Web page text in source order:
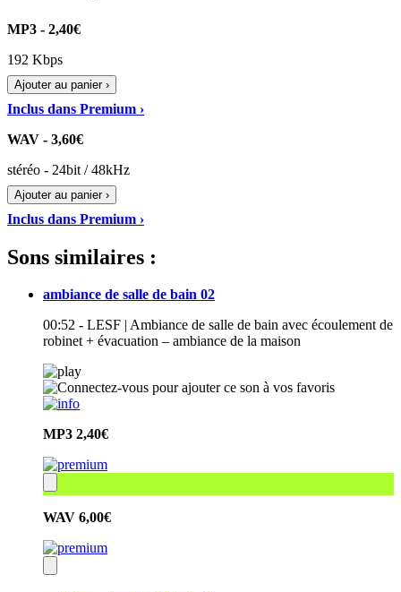
MP3 - 2,40€
192 Kbps
Ajouter au panier ›
Inclus dans Premium ›
WAV - 3,60€
stéréo - 24bit / 48kHz
Ajouter au panier ›
Inclus dans Premium ›
Sons similaires :
ambiance de salle de bain 02
00:52 - LESF | Ambiance de salle de bain avec écoulement de
robinet + évacuation – ambiance de la maison
MP3 2,40€
WAV 6,00€